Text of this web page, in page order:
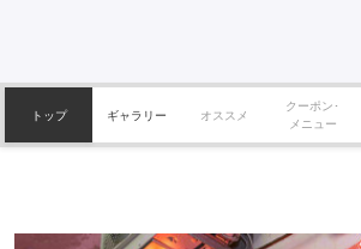
トップ ギャラリー オススメ
クーポン･
メニュー